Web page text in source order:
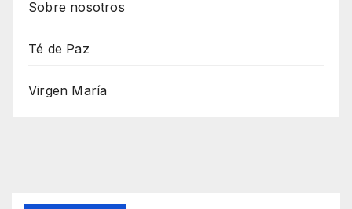
Sobre nosotros
Té de Paz
Virgen María